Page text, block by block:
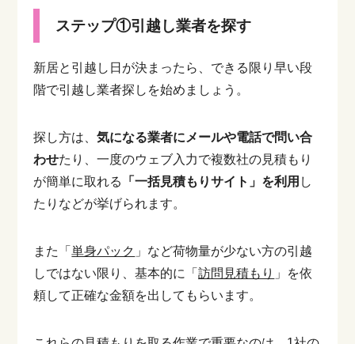
ステップ①引越し業者を探す
新居と引越し日が決まったら、できる限り早い段
階で引越し業者探しを始めましょう。
探し方は、気になる業者にメールや電話で問い合
わせたり、一度のウェブ入力で複数社の見積もり
が簡単に取れる
「一括見積もりサイト」を利用 し
たりなどが挙げられます。
また「単身パック 」など荷物量が少ない方の引越
しではない限り、基本的に「訪問見積もり 」を依
頼して正確な金額を出してもらいます。